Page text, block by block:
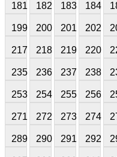
181 182 183 184
199 200 201 202
217 218 219 220
235 236 237 238
253 254 255 256
271 272 273 274
289 290 291 292